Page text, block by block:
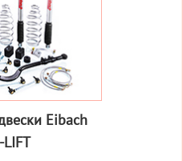
Eibach
LIFT